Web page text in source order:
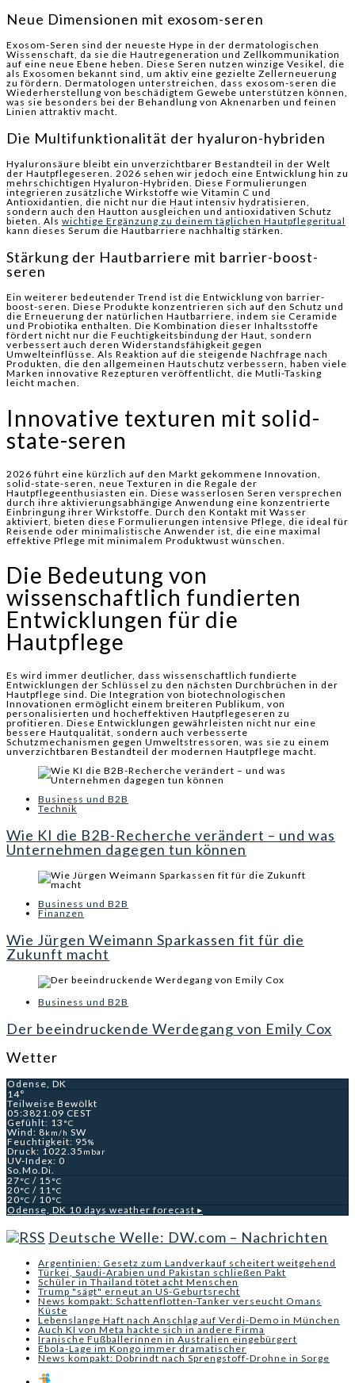
Neue Dimensionen mit exosom-seren
Exosom-Seren sind der neueste Hype in der dermatologischen
Wissenschaft, da sie die Hautregeneration und Zellkommunikation
auf eine neue Ebene heben. Diese Seren nutzen winzige Vesikel, die
als Exosomen bekannt sind, um aktiv eine gezielte Zellerneuerung
zu fördern. Dermatologen unterstreichen, dass exosom-seren die
Wiederherstellung von beschädigtem Gewebe unterstützen können,
was sie besonders bei der Behandlung von Aknenarben und feinen
Linien attraktiv macht.
Die Multifunktionalität der hyaluron-hybriden
Hyaluronsäure bleibt ein unverzichtbarer Bestandteil in der Welt
der Hautpflegeseren. 2026 sehen wir jedoch eine Entwicklung hin zu
mehrschichtigen Hyaluron-Hybriden. Diese Formulierungen
integrieren zusätzliche Wirkstoffe wie Vitamin C und
Antioxidantien, die nicht nur die Haut intensiv hydratisieren,
sondern auch den Hautton ausgleichen und antioxidativen Schutz
bieten. Als wichtige Ergänzung zu deinem täglichen Hautpflegeritual
kann dieses Serum die Hautbarriere nachhaltig stärken.
Stärkung der Hautbarriere mit barrier-boost-
seren
Ein weiterer bedeutender Trend ist die Entwicklung von barrier-
boost-seren. Diese Produkte konzentrieren sich auf den Schutz und
die Erneuerung der natürlichen Hautbarriere, indem sie Ceramide
und Probiotika enthalten. Die Kombination dieser Inhaltsstoffe
fördert nicht nur die Feuchtigkeitsbindung der Haut, sondern
verbessert auch deren Widerstandsfähigkeit gegen
Umwelteinflüsse. Als Reaktion auf die steigende Nachfrage nach
Produkten, die den allgemeinen Hautschutz verbessern, haben viele
Marken innovative Rezepturen veröffentlicht, die Mutli-Tasking
leicht machen.
Innovative texturen mit solid-
state-seren
2026 führt eine kürzlich auf den Markt gekommene Innovation,
solid-state-seren, neue Texturen in die Regale der
Hautpflegeenthusiasten ein. Diese wasserlosen Seren versprechen
durch ihre aktivierungsabhängige Anwendung eine konzentrierte
Einbringung ihrer Wirkstoffe. Durch den Kontakt mit Wasser
aktiviert, bieten diese Formulierungen intensive Pflege, die ideal für
Reisende oder minimalistische Anwender ist, die eine maximal
effektive Pflege mit minimalem Produktwust wünschen.
Die Bedeutung von
wissenschaftlich fundierten
Entwicklungen für die
Hautpflege
Es wird immer deutlicher, dass wissenschaftlich fundierte
Entwicklungen der Schlüssel zu den nächsten Durchbrüchen in der
Hautpflege sind. Die Integration von biotechnologischen
Innovationen ermöglicht einem breiteren Publikum, von
personalisierten und hocheffektiven Hautpflegeseren zu
profitieren. Diese Entwicklungen gewährleisten nicht nur eine
bessere Hautqualität, sondern auch verbesserte
Schutzmechanismen gegen Umweltstressoren, was sie zu einem
unverzichtbaren Bestandteil der modernen Hautpflege macht.
Business und B2B
Technik
Wie KI die B2B-Recherche verändert – und was
Unternehmen dagegen tun können
Business und B2B
Finanzen
Wie Jürgen Weimann Sparkassen fit für die
Zukunft macht
Business und B2B
Der beeindruckende Werdegang von Emily Cox
Wetter
Odense, DK
14°
Teilweise Bewölkt
05:3821:09 CEST
Gefühlt: 13 °C
Wind: 8km/h SW
Feuchtigkeit: 95%
Druck: 1022.35 mbar
UV-Index: 0
So.Mo.Di.
27°C / 15 °C
20°C / 11°C
20°C / 10°C
Odense, DK 10 days weather forecast ▸
Deutsche Welle: DW.com – Nachrichten
Argentinien: Gesetz zum Landverkauf scheitert weitgehend
Türkei, Saudi-Arabien und Pakistan schließen Pakt
Schüler in Thailand tötet acht Menschen
Trump "sägt" erneut an US-Geburtsrecht
News kompakt: Schattenflotten-Tanker verseucht Omans
Küste
Lebenslange Haft nach Anschlag auf Verdi-Demo in München
Auch KI von Meta hackte sich in andere Firma
Iranische Fußballerinnen in Australien eingebürgert
Ebola-Lage im Kongo immer dramatischer
News kompakt: Dobrindt nach Sprengstoff-Drohne in Sorge